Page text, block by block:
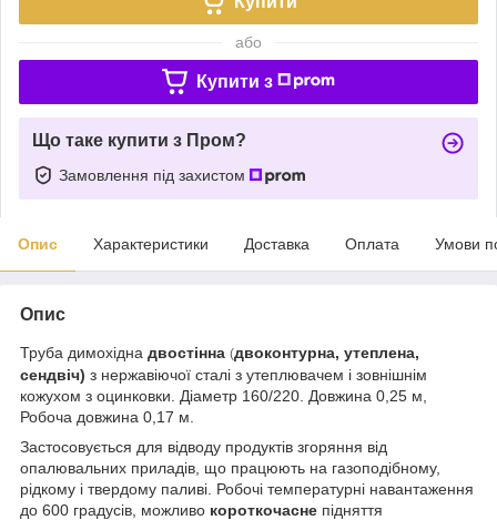
або
Купити з
Що таке купити з Пром?
Замовлення під захистом
Опис Характеристики Доставка Оплата Умови
Опис
Труба димохідна двостінна (двоконтурна, утеплена,
сендвіч) з нержавіючої сталі з утеплювачем і зовнішнім
кожухом з оцинковки. Діаметр 160/220. Довжина 0,25 м,
Робоча довжина 0,17 м.
Застосовується для відводу продуктів згоряння від
опалювальних приладів, що працюють на газоподібному,
рідкому і твердому паливі. Робочі температурні навантаження
до 600 градусів, можливо короткочасне підняття